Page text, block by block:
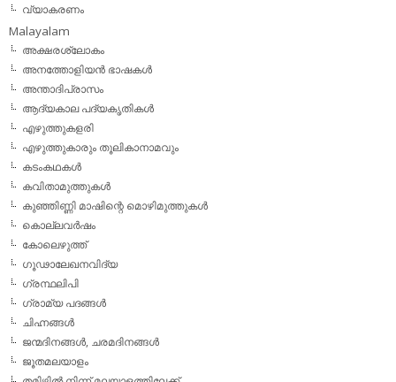
വ്യാകരണം
Malayalam
അക്ഷരശ്ലോകം
അനത്തോളിയന്‍ ഭാഷകള്‍
അന്താദിപ്രാസം
ആദ്യകാല പദ്യകൃതികള്‍
എഴുത്തുകളരി
എഴുത്തുകാരും തൂലികാനാമവും
കടംകഥകള്‍
കവിതാമുത്തുകള്‍
കുഞ്ഞിണ്ണി മാഷിന്റെ മൊഴിമുത്തുകള്‍
കൊല്ലവര്‍ഷം
കോലെഴുത്ത്
ഗൂഢാലേഖനവിദ്യ
ഗ്രന്ഥലിപി
ഗ്രാമ്യ പദങ്ങള്‍
ചിഹ്നങ്ങള്‍
ജന്മദിനങ്ങള്‍, ചരമദിനങ്ങള്‍
ജൂതമലയാളം